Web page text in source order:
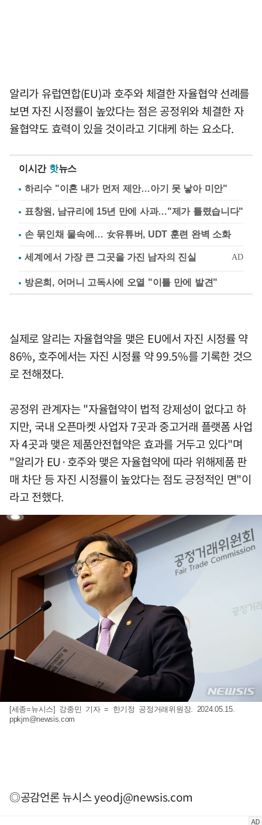
알리가 유럽연합(EU)과 호주와 체결한 자율협약 선례를
보면 자진 시정률이 높았다는 점은 공정위와 체결한 자
율협약도 효력이 있을 것이라고 기대케 하는 요소다.
이시간 핫뉴스
하리수 "이혼 내가 먼저 제안…아기 못 낳아 미안"
표창원, 남규리에 15년 만에 사과…"제가 틀렸습니다"
손 묶인채 물속에… 女유튜버, UDT 훈련 완벽 소화
방은희, 어머니 고독사에 오열 "이틀 만에 발견"
실제로 알리는 자율협약을 맺은 EU에서 자진 시정률 약
86%, 호주에서는 자진 시정률 약 99.5%를 기록한 것으
로 전해졌다.
공정위 관계자는 "자율협약이 법적 강제성이 없다고 하
지만, 국내 오픈마켓 사업자 7곳과 중고거래 플랫폼 사업
자 4곳과 맺은 제품안전협약은 효과를 거두고 있다"며
"알리가 EU·호주와 맺은 자율협약에 따라 위해제품 판
매 차단 등 자진 시정률이 높았다는 점도 긍정적인 면"이
라고 전했다.
[세종=뉴시스] 강종민 기자 = 한기정 공정거래위원장. 2024.05.15.
ppkjm@newsis.com
◎공감언론 뉴시스yeodj@newsis.com